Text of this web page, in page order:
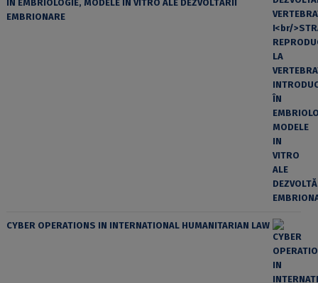
ÎN EMBRIOLOGIE, MODELE IN VITRO ALE DEZVOLTĂRII
EMBRIONARE
CYBER OPERATIONS IN INTERNATIONAL HUMANITARIAN LAW